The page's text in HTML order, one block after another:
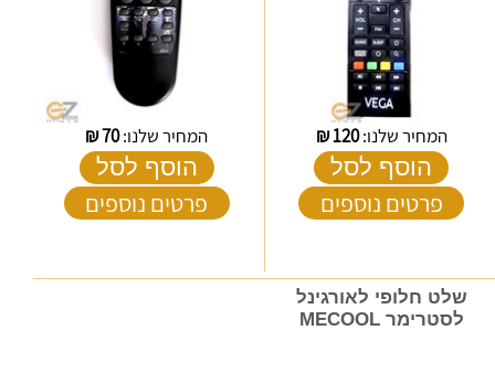
המחיר שלנו:120
₪
הוסף לסל
פרטים נוספים
המחיר שלנו:70
₪
הוסף לסל
פרטים נוספים
שלט חלופי לאורגינל
לסטרימר MECOOL